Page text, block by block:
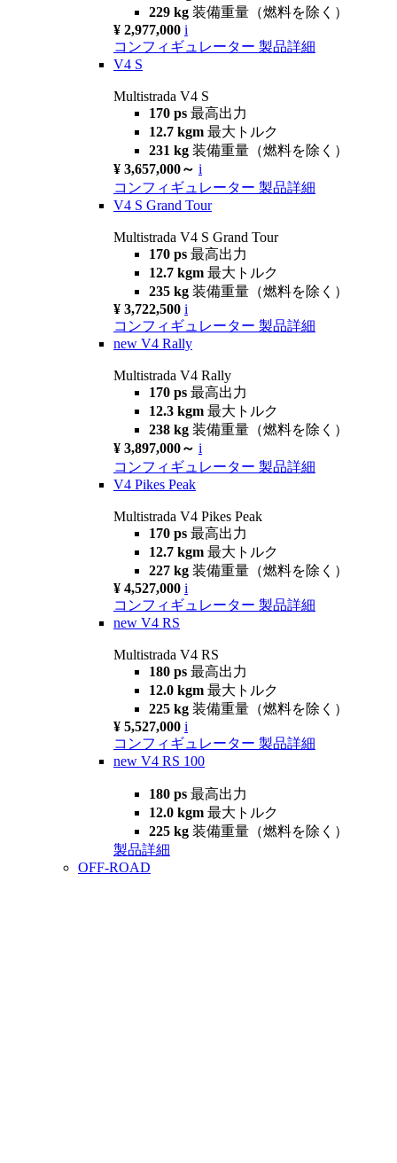
229 kg 装備重量（燃料を除く）
¥ 2,977,000 i
コンフィギュレーター 製品詳細
V4 S
Multistrada V4 S
170 ps 最高出力
12.7 kgm 最大トルク
231 kg 装備重量（燃料を除く）
¥ 3,657,000～ i
コンフィギュレーター 製品詳細
V4 S Grand Tour
Multistrada V4 S Grand Tour
170 ps 最高出力
12.7 kgm 最大トルク
235 kg 装備重量（燃料を除く）
¥ 3,722,500 i
コンフィギュレーター 製品詳細
new V4 Rally
Multistrada V4 Rally
170 ps 最高出力
12.3 kgm 最大トルク
238 kg 装備重量（燃料を除く）
¥ 3,897,000～ i
コンフィギュレーター 製品詳細
V4 Pikes Peak
Multistrada V4 Pikes Peak
170 ps 最高出力
12.7 kgm 最大トルク
227 kg 装備重量（燃料を除く）
¥ 4,527,000 i
コンフィギュレーター 製品詳細
new V4 RS
Multistrada V4 RS
180 ps 最高出力
12.0 kgm 最大トルク
225 kg 装備重量（燃料を除く）
¥ 5,527,000 i
コンフィギュレーター 製品詳細
new V4 RS 100
180 ps 最高出力
12.0 kgm 最大トルク
225 kg 装備重量（燃料を除く）
製品詳細
OFF-ROAD